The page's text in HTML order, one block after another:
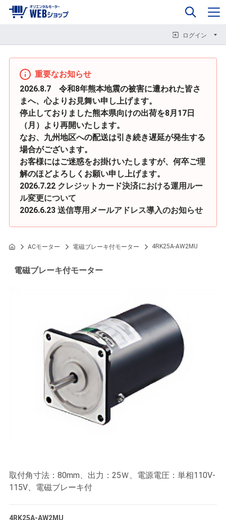
企業情報
ログイン
カート 0
重要なお知らせ
2026.8.7 令和8年熊本地震の被害に遭われた皆さ
まへ、心よりお見舞い申し上げます。
停止しておりました熊本県向けの出荷を8月17日
（月）より再開いたします。
なお、九州地区への配送は引き続き遅延が発生する
場合がございます。
お客様にはご迷惑をお掛けいたしますが、何卒ご理
解のほどよろしくお願い申し上げます。
2026.7.22 クレジットカード決済における運用ルー
ル変更について
2026.6.23 送信専用メールアドレス導入のお知らせ
ACモーター 電磁ブレーキ付モーター 4RK25A-AW2MU
電磁ブレーキ付モーター
取付角寸法：80mm、出力：25Ｗ、電源電圧：単相110V-
115V、電磁ブレーキ付
4RK25A-AW2MU